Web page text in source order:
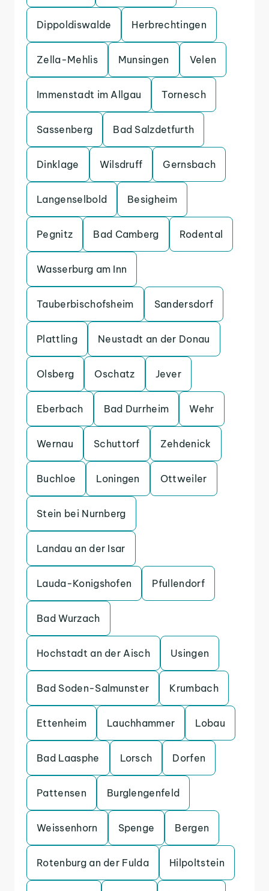
Dippoldiswalde Herbrechtingen
Zella-Mehlis Munsingen Velen
Immenstadt im Allgau Tornesch
Sassenberg Bad Salzdetfurth
Dinklage Wilsdruff Gernsbach
Langenselbold Besigheim
Pegnitz Bad Camberg Rodental
Wasserburg am Inn
Tauberbischofsheim Sandersdorf
Plattling Neustadt an der Donau
Olsberg Oschatz Jever
Eberbach Bad Durrheim Wehr
Wernau Schuttorf Zehdenick
Buchloe Loningen Ottweiler
Stein bei Nurnberg
Landau an der Isar
Lauda-Konigshofen Pfullendorf
Bad Wurzach
Hochstadt an der Aisch Usingen
Bad Soden-Salmunster Krumbach
Ettenheim Lauchhammer Lobau
Bad Laasphe Lorsch Dorfen
Pattensen Burglengenfeld
Weissenhorn Spenge Bergen
Rotenburg an der Fulda Hilpoltstein